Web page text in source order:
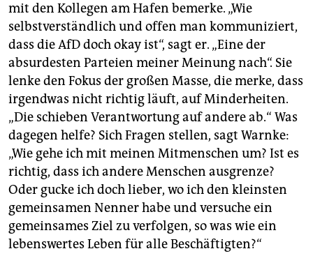
mit den Kollegen am Hafen bemerke. „Wie
selbstverständlich und offen man kommuniziert,
dass die AfD doch okay ist“, sagt er. „Eine der
absurdesten Parteien meiner Meinung nach“. Sie
lenke den Fokus der großen Masse, die merke, dass
irgendwas nicht richtig läuft, auf Minderheiten.
„Die schieben Verantwortung auf andere ab.“ Was
dagegen helfe? Sich Fragen stellen, sagt Warnke:
„Wie gehe ich mit meinen Mitmenschen um? Ist es
richtig, dass ich andere Menschen ausgrenze?
Oder gucke ich doch lieber, wo ich den kleinsten
gemeinsamen Nenner habe und versuche ein
gemeinsames Ziel zu verfolgen, so was wie ein
lebenswertes Leben für alle Beschäftigten?“